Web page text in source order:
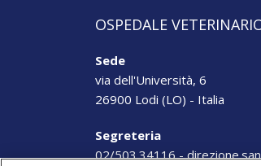
OSPEDALE
Sede
via dell'Università, 6
26900 Lodi (LO) - Italia
Segreteria
02/503.34116-